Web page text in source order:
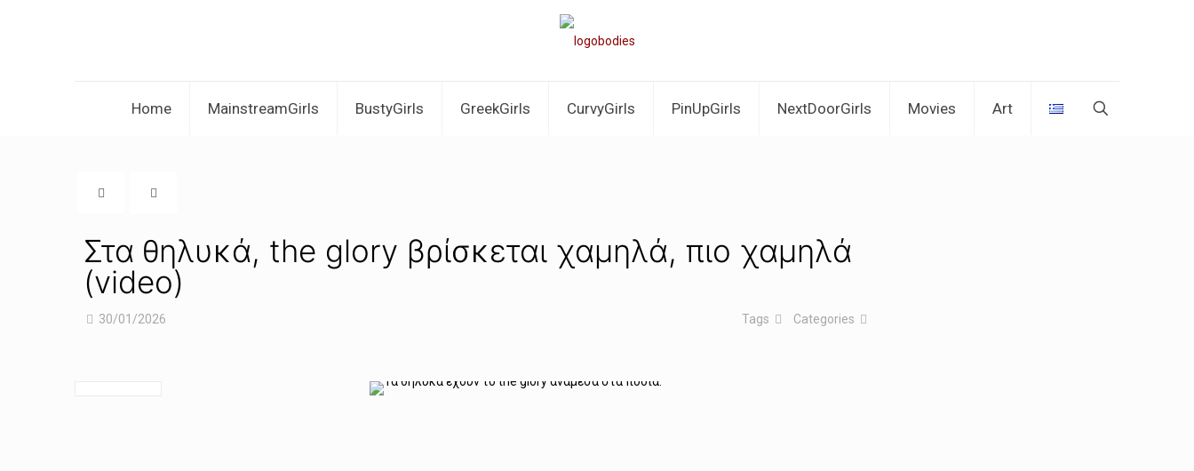
Home MainstreamGirls BustyGirls GreekGirls CurvyGirls PinUpGirls NextDoorGirls Movies Art
Στα θηλυκά, the glory βρίσκεται χαμηλά, πιο χαμηλά
(video)
30/01/2026 Categories
Tags